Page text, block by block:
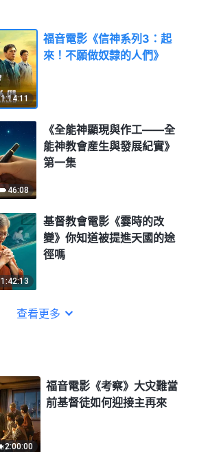
1:14:11
福音電影《信神系列3：起
來！不願做奴隸的人們》
46:08
《全能神顯現與作工——全
能神教會産生與發展紀實》
第一集
1:42:13
基督教會電影《霎時的改
變》你知道被提進天國的途
徑嗎
查看更多
2:00:00
福音電影《考察》大灾難當
前基督徒如何迎接主再來